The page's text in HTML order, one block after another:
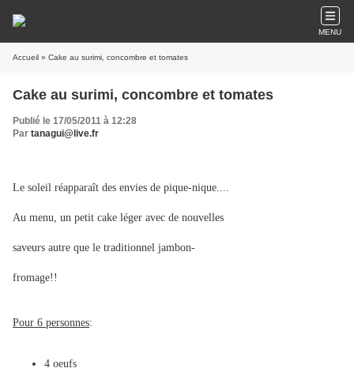
MENU
Accueil » Cake au surimi, concombre et tomates
Cake au surimi, concombre et tomates
Publié le 17/05/2011 à 12:28
Par tanagui@live.fr
Le soleil réapparaît des envies de pique-nique....
Au menu, un petit cake léger avec de nouvelles
saveurs autre que le traditionnel jambon-
fromage!!
Pour 6 personnes:
4 oeufs